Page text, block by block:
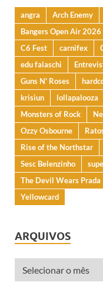
angra Arch Enemy
Bangers Open Air 2026
C6 Fest
carnifex
edu falaschi
Guns N' Roses
krisiun
lollapalooza
Monsters of Rock
Ozzy Osbourne
Rise of the Northstar
Sesc Belenzinho
The Devil Wears Prada
Yellowcard
ARQUIVOS